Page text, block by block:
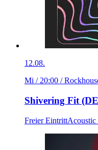
12.08.
Mi / 20:00 /
Shivering Fit
Freier EintrittAcoustic